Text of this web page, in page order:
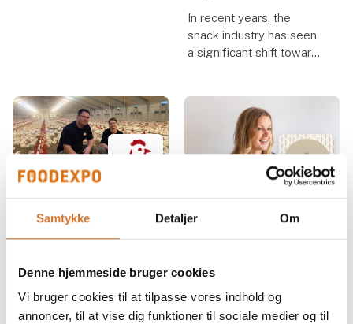
Samtykke Detaljer Om
Denne hjemmeside bruger cookies
Vi bruger cookies til at tilpasse vores indhold og
annoncer, til at vise dig funktioner til sociale medier og til
In recent years, the
snack industry has seen
a significant shift toward
"better-for-you"
category. These snacks
are designed to be more
nutritious th
Case
POULTRY
Kylling med
hjertet begynder
hos vores
producenter
| Mette Ravn Vanilje
Mulighed for
master class i det
køkken/bageri